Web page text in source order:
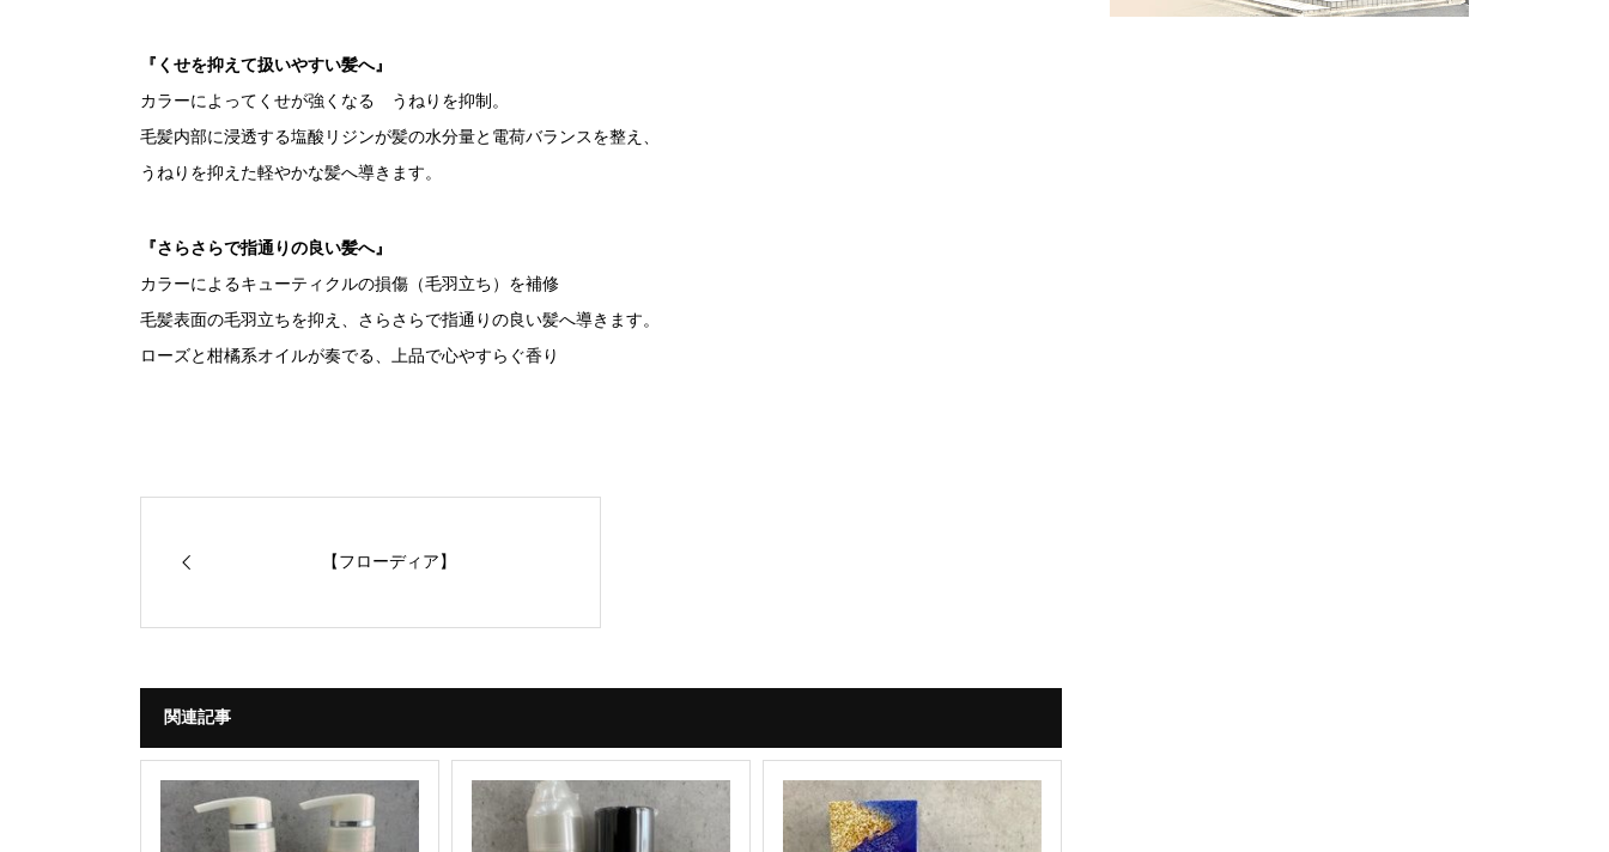
『くせを抑えて扱いやすい髪へ』
カラーによってくせが強くなる うねりを抑制。
毛髪内部に浸透する塩酸リジンが髪の水分量と電荷バランスを整え、
うねりを抑えた軽やかな髪へ導きます。
『さらさらで指通りの良い髪へ』
カラーによるキューティクルの損傷（毛羽立ち）を補修
毛髪表面の毛羽立ちを抑え、さらさらで指通りの良い髪へ導きます。
ローズと柑橘系オイルが奏でる、上品で心やすらぐ香り
【フローディア】
関連記事